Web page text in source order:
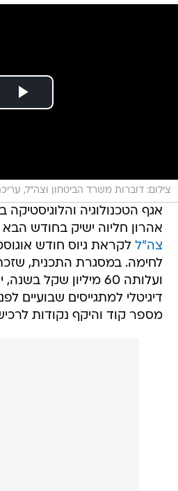
צילום: דוברות משרד הביטחון וצה"ל,
אגף הטכנולוגיה והלוגיסטיקה
אהרון חליוה ישיק בחודש הבא
צה"ל לקראת גיוס חודש
לחימה. במסגרת התכנית,
ועלותה 60 מיליון שקל
דיגיטלי למתגייסים שבועיים
מספר קוד והיקף נקודות